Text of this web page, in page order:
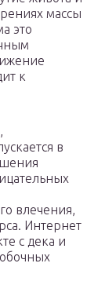
массы
это
к
в
влечения,
Интернет
с дека и